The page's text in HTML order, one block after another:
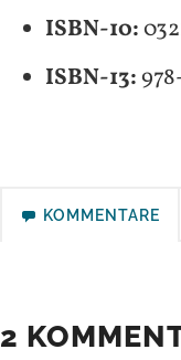
ISBN-10:
ISBN-13:
KOMMENTARE
2